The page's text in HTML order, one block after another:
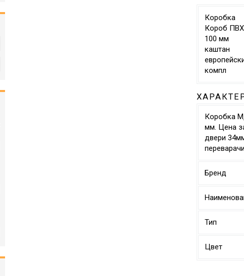
Коробка
Короб ПВХ
100 мм
каштан
компл
Коробка
мм. Цена
двери
Бренд
Тип
Цвет